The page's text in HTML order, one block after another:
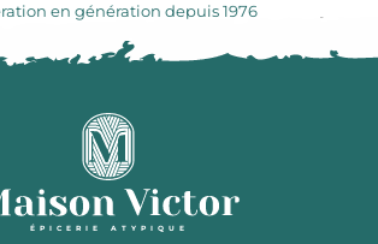
en génération depuis 1976
ÉPICERIE ATYPIQUE